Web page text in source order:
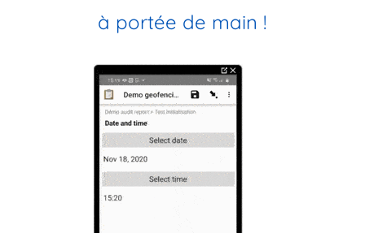
à portée de main !